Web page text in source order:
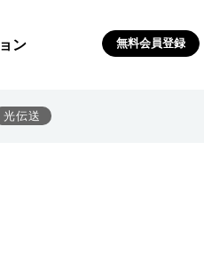
ン 無料会員登録
光伝送